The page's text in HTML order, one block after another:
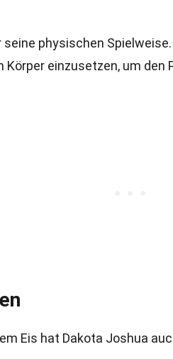
physischen
Körper einzusetzen, um den
Eis hat Dakota Joshua